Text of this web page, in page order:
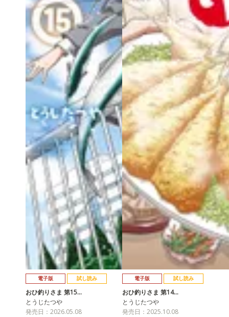
電子版 試し読み
おひ釣りさま 第15…
とうじたつや
発売日：2026.05.08
電子版 試し読み
おひ釣りさま 第14…
とうじたつや
発売日：2025.10.08